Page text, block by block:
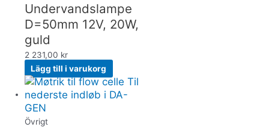
Undervandslampe
D=50mm 12V, 20W,
guld
2 231,00 kr
Lägg till i varukorg
Övrigt